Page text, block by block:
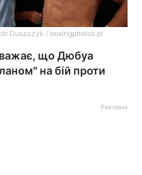
Duszczyk / boxingphotos.pl
що Дюбуа
на бій проти
Реклама